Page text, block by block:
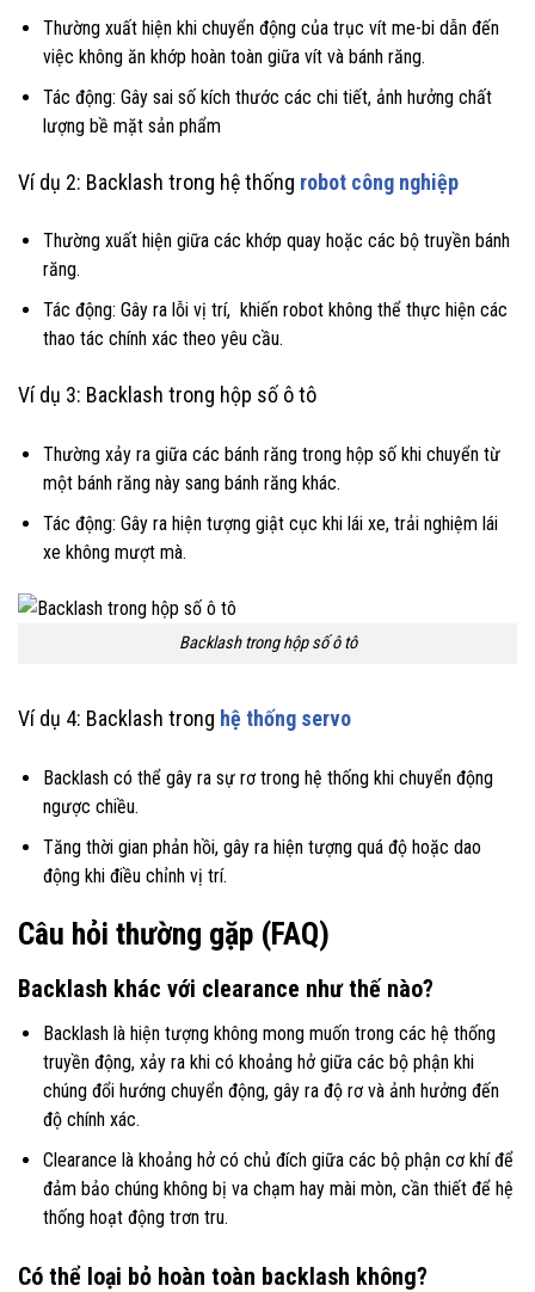
Thường xuất hiện khi chuyển động của trục vít me-bi dẫn đến
việc không ăn khớp hoàn toàn giữa vít và bánh răng.
Tác động: Gây sai số kích thước các chi tiết, ảnh hưởng chất
lượng bề mặt sản phẩm
Ví dụ 2: Backlash trong hệ thống robot công nghiệp
Thường xuất hiện giữa các khớp quay hoặc các bộ truyền bánh
răng.
Tác động: Gây ra lỗi vị trí, khiến robot không thể thực hiện các
thao tác chính xác theo yêu cầu.
Ví dụ 3: Backlash trong hộp số ô tô
Thường xảy ra giữa các bánh răng trong hộp số khi chuyển từ
một bánh răng này sang bánh răng khác.
Tác động: Gây ra hiện tượng giật cục khi lái xe, trải nghiệm lái
xe không mượt mà.
Backlash trong hộp số ô tô
Ví dụ 4: Backlash trong hệ thống servo
Backlash có thể gây ra sự rơ trong hệ thống khi chuyển động
ngược chiều.
Tăng thời gian phản hồi, gây ra hiện tượng quá độ hoặc dao
động khi điều chỉnh vị trí.
Câu hỏi thường gặp (FAQ)
Backlash khác với clearance như thế nào?
Backlash là hiện tượng không mong muốn trong các hệ thống
truyền động, xảy ra khi có khoảng hở giữa các bộ phận khi
chúng đổi hướng chuyển động, gây ra độ rơ và ảnh hưởng đến
độ chính xác.
Clearance là khoảng hở có chủ đích giữa các bộ phận cơ khí để
đảm bảo chúng không bị va chạm hay mài mòn, cần thiết để hệ
thống hoạt động trơn tru.
Có thể loại bỏ hoàn toàn backlash không?